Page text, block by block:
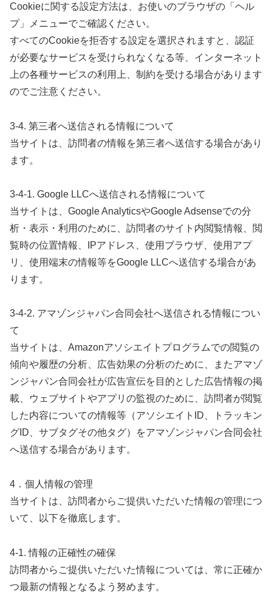
Cookieに関する設定方法は、お使いのブラウザの「ヘル
プ」メニューでご確認ください。
すべてのCookieを拒否する設定を選択されますと、認証
が必要なサービスを受けられなくなる等、インターネット
上の各種サービスの利用上、制約を受ける場合があります
のでご注意ください。
3-4. 第三者へ送信される情報について
当サイトは、訪問者の情報を第三者へ送信する場合があり
ます。
3-4-1. Google LLCへ送信される情報について
当サイトは、Google AnalyticsやGoogle Adsenseでの分
析・表示・利用のために、訪問者のサイト内閲覧情報、閲
覧時の位置情報、IPアドレス、使用ブラウザ、使用アプ
リ、使用端末の情報等をGoogle LLCへ送信する場合があ
ります。
3-4-2. アマゾンジャパン合同会社へ送信される情報につい
て
当サイトは、Amazonアソシエイトプログラムでの閲覧の
傾向や履歴の分析、広告効果の分析のために、またアマゾ
ンジャパン合同会社が広告宣伝を目的とした広告情報の掲
載、ウェブサイトやアプリの監視のために、訪問者が閲覧
した内容についての情報等（アソシエイトID、トラッキン
グID、サブタグその他タグ）をアマゾンジャパン合同会社
へ送信する場合があります。
4．個人情報の管理
当サイトは、訪問者からご提供いただいた情報の管理につ
いて、以下を徹底します。
4-1. 情報の正確性の確保
訪問者からご提供いただいた情報については、常に正確か
つ最新の情報となるよう努めます。